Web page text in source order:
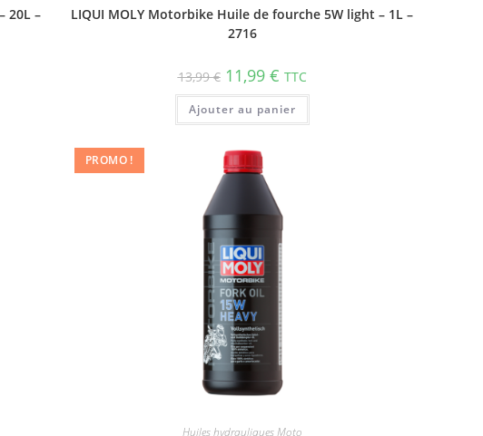
20L –
LIQUI MOLY Motorbike Huile de fourche 5W light – 1L –
2716
13,99€ 11,99 € TTC
Ajouter au panier
PROMO !
Huiles hydrauliques Moto